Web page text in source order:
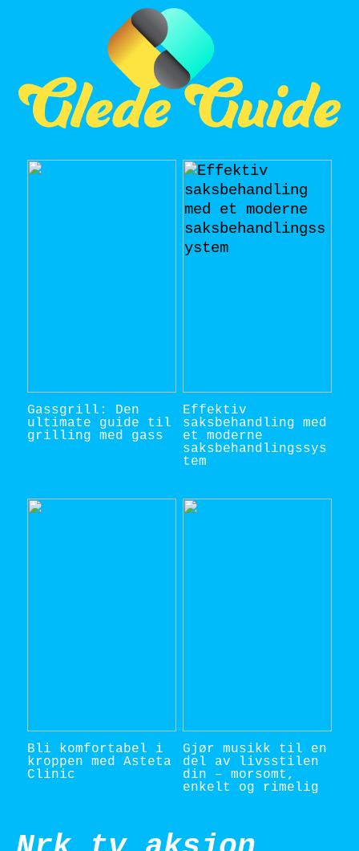
Gassgrill: Den
ultimate guide til
grilling med gass
Effektiv
saksbehandling med
et moderne
saksbehandlingssys
tem
Bli komfortabel i
kroppen med Asteta
Clinic
Gjør musikk til en
del av livsstilen
din – morsomt,
enkelt og rimelig